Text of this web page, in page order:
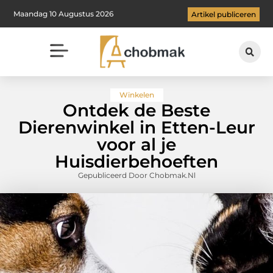
Maandag 10 Augustus 2026 Artikel publiceren
Winkelen
Ontdek de Beste
Dierenwinkel in Etten-Leur
voor al je
Huisdierbehoeften
Gepubliceerd Door Chobmak.nl